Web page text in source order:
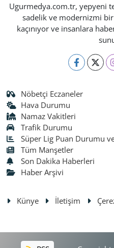
Ugurmedya.com.tr, yepyeni
sadelik ve modernizmi
kaçınıyor ve insanlara
Nöbetçi Eczaneler
Hava Durumu
Namaz Vakitleri
Trafik Durumu
Süper Lig Puan Durumu
Tüm Manşetler
Son Dakika Haberleri
Haber Arşivi
Künye İletişim